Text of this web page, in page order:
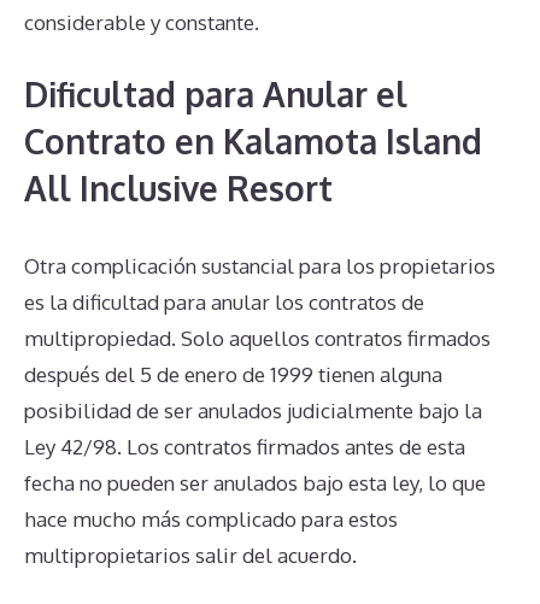
considerable y constante.
Dificultad para Anular el
Contrato en Kalamota Island
All Inclusive Resort
Otra complicación sustancial para los propietarios
es la dificultad para anular los contratos de
multipropiedad. Solo aquellos contratos firmados
después del 5 de enero de 1999 tienen alguna
posibilidad de ser anulados judicialmente bajo la
Ley 42/98. Los contratos firmados antes de esta
fecha no pueden ser anulados bajo esta ley, lo que
hace mucho más complicado para estos
multipropietarios salir del acuerdo.